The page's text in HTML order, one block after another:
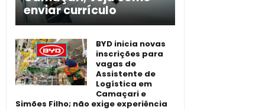
enviar currículo
BYD inicia novas
inscrições para
vagas de
Assistente de
Logística em
Camaçari e
Simões Filho; não exige experiência